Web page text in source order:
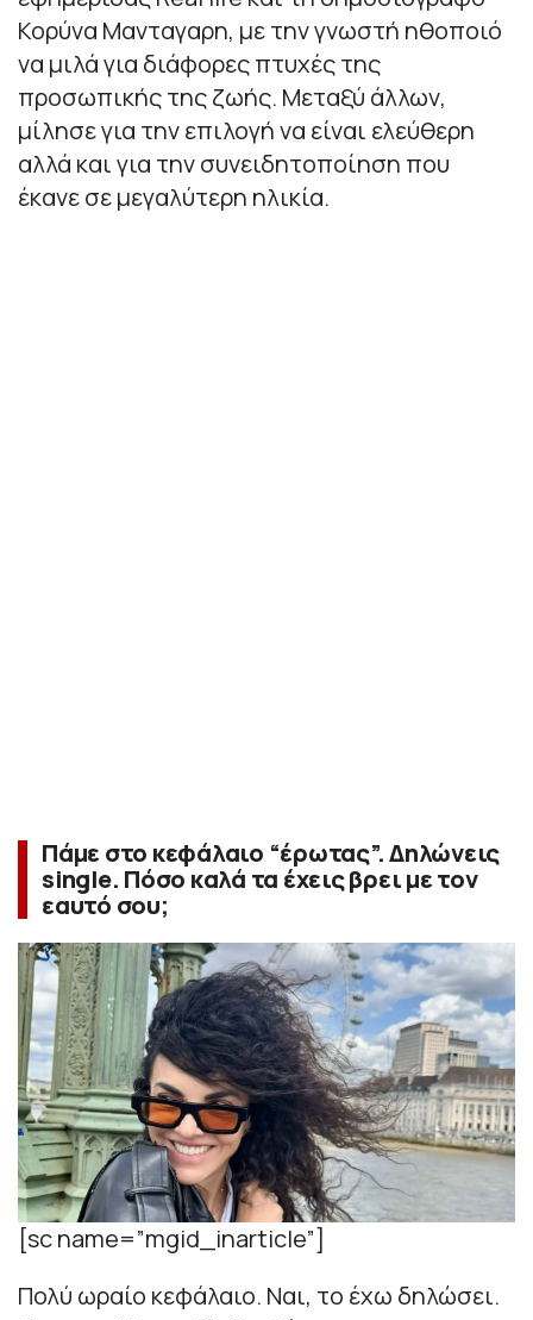
Κορύνα Μανταγαρη, με την γνωστή ηθοποιό
να μιλά για διάφορες πτυχές της
προσωπικής της ζωής. Μεταξύ άλλων,
μίλησε για την επιλογή να είναι ελεύθερη
αλλά και για την συνειδητοποίηση που
έκανε σε μεγαλύτερη ηλικία.
Πάμε στο κεφάλαιο “έρωτας”. Δηλώνεις
single. Πόσο καλά τα έχεις βρει με τον
εαυτό σου;
[sc name=”mgid_inarticle”]
Πολύ ωραίο κεφάλαιο. Ναι, το έχω δηλώσει.